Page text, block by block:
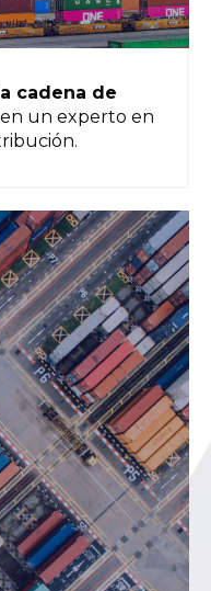
cadena de
un experto en